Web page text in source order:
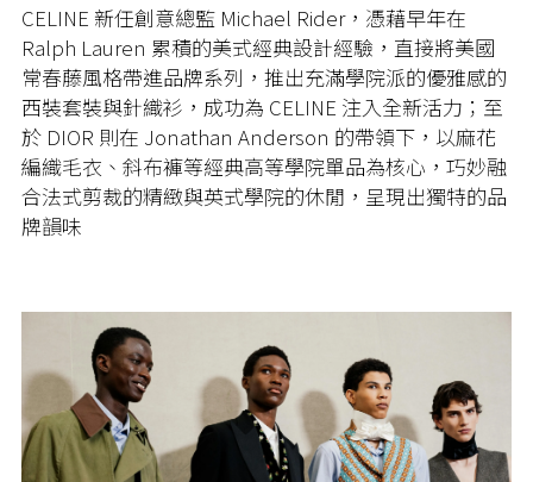
CELINE 新任創意總監 Michael Rider，憑藉早年在
Ralph Lauren 累積的美式經典設計經驗，直接將美國
常春藤風格帶進品牌系列，推出充滿學院派的優雅感的
西裝套裝與針織衫，成功為 CELINE 注入全新活力；至
於 DIOR 則在 Jonathan Anderson 的帶領下，以麻花
編織毛衣、斜布褲等經典高等學院單品為核心，巧妙融
合法式剪裁的精緻與英式學院的休閒，呈現出獨特的品
牌韻味